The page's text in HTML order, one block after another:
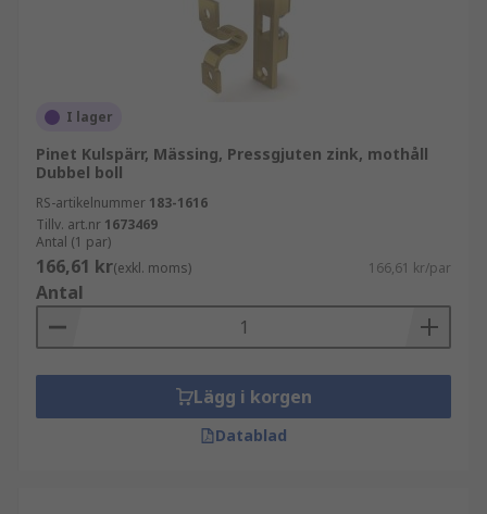
I lager
Pinet Kulspärr, Mässing, Pressgjuten zink, mothåll
Dubbel boll
RS-artikelnummer 183-1616
Tillv. art.nr 1673469
Antal (1 par)
166,61 kr(exkl. moms) 166,61 kr/par
Antal
Lägg i korgen
Datablad